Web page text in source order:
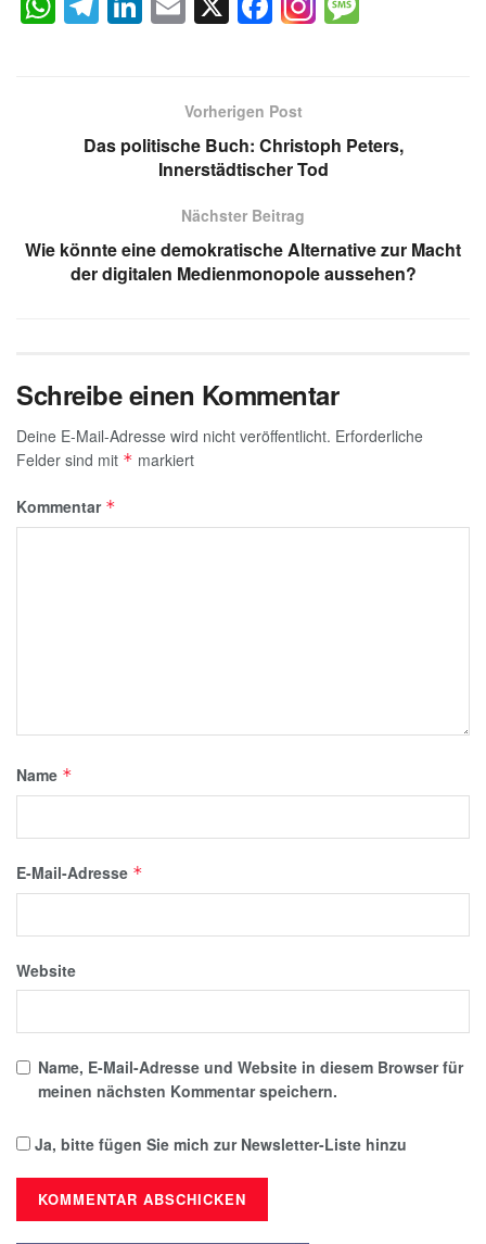
h el
a
n
dI
n
m a
e
b
o
o
k
g
Vorherigen Post
Das politische Buch: Christoph Peters,
Innerstädtischer Tod
Nächster Beitrag
Wie könnte eine demokratische Alternative zur Macht
der digitalen Medienmonopole aussehen?
Schreibe einen Kommentar
Deine E-Mail-Adresse wird nicht veröffentlicht. Erforderliche
Felder sind mit * markiert
Kommentar *
Name *
E-Mail-Adresse *
Website
Name, E-Mail-Adresse und Website in diesem Browser für
meinen nächsten Kommentar speichern.
Ja, bitte fügen Sie mich zur Newsletter-Liste hinzu